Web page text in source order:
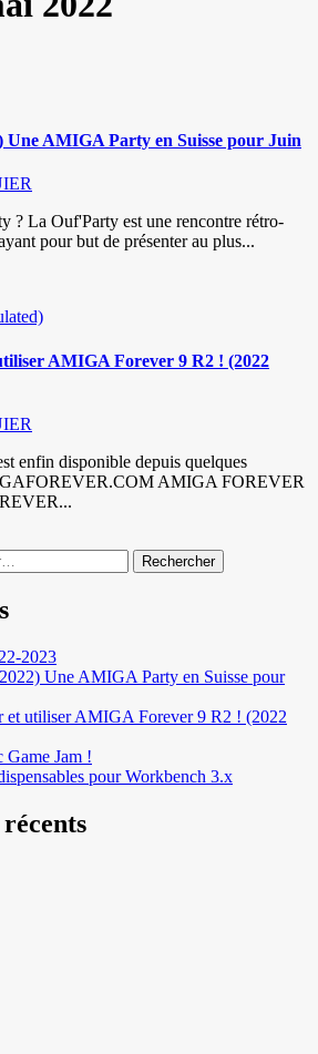
Une AMIGA Party en Suisse pour Juin
? La Ouf'Party est une rencontre rétro-
pour but de présenter au plus...
AMIGA Forever 9 R2 ! (2022
enfin disponible depuis quelques
AMIGA FOREVER
2023
Une AMIGA Party en Suisse pour
et utiliser AMIGA Forever 9 R2 ! (2022
Jam !
pour Workbench 3.x